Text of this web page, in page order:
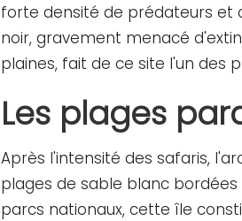
forte densité de prédateurs et
noir, gravement menacé
plaines, fait de ce site l'un des
Les plages
Après l'intensité des safaris,
plages de sable blanc bordées
parcs nationaux, cette île